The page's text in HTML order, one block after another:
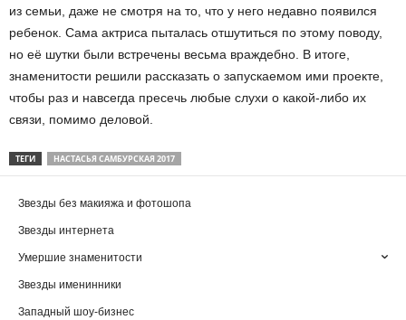
из семьи, даже не смотря на то, что у него недавно появился
ребенок. Сама актриса пыталась отшутиться по этому поводу,
но её шутки были встречены весьма враждебно. В итоге,
знаменитости решили рассказать о запускаемом ими проекте,
чтобы раз и навсегда пресечь любые слухи о какой-либо их
связи, помимо деловой.
ТЕГИ НАСТАСЬЯ САМБУРСКАЯ 2017
Звезды без макияжа и фотошопа
Звезды интернета
Умершие знаменитости
Звезды именинники
Западный шоу-бизнес